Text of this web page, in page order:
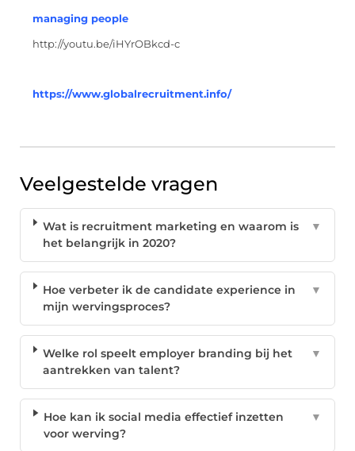
managing people
http://youtu.be/iHYrOBkcd-c
https://www.globalrecruitment.info/
Veelgestelde vragen
Wat is recruitment marketing en waarom is
het belangrijk in 2020?
▼
Hoe verbeter ik de candidate experience in
mijn wervingsproces?
▼
Welke rol speelt employer branding bij het
aantrekken van talent?
▼
Hoe kan ik social media effectief inzetten
voor werving?
▼